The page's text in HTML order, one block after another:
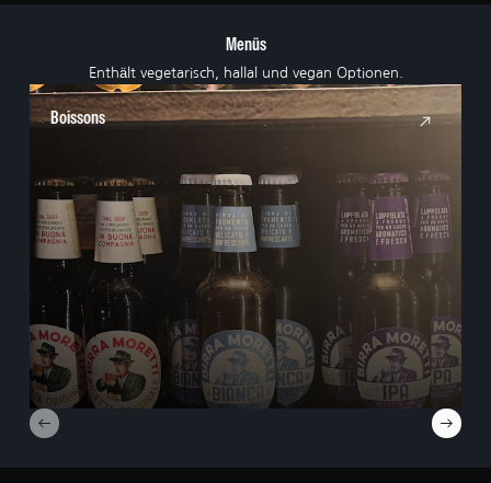
Menüs
Enthält vegetarisch, hallal und vegan Optionen.
Boissons